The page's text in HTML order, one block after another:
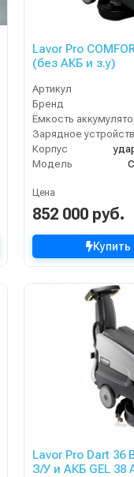
Lavor Pro
(без АКБ и з.у)
Артикул
Бренд
Зарядное
Корпус
Модель
Цена
852 000 руб.
Купить
Lavor Pro Dart 36
З/У и АКБ GEL 38